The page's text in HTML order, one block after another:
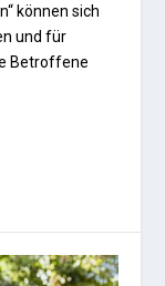
können sich
und für
Betroffene